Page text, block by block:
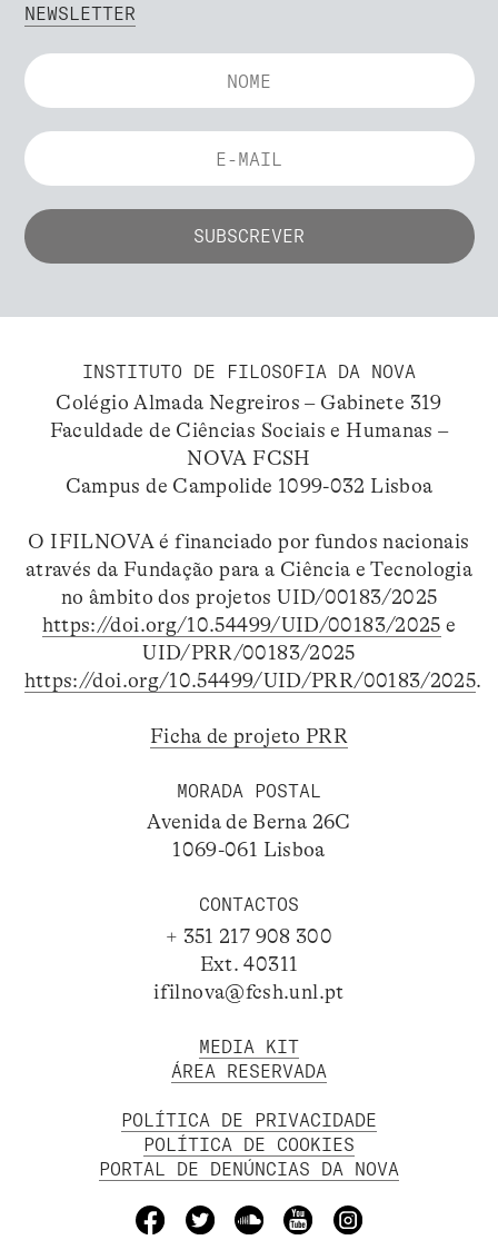
NEWSLETTER
INSTITUTO DE FILOSOFIA DA NOVA
Colégio Almada Negreiros – Gabinete 319
Faculdade de Ciências Sociais e Humanas –
NOVA FCSH
Campus de Campolide 1099-032 Lisboa
O IFILNOVA é financiado por fundos nacionais
através da Fundação para a Ciência e Tecnologia
no âmbito dos projetos UID/00183/2025
https://doi.org/10.54499/UID/00183/2025 e
UID/PRR/00183/2025
https://doi.org/10.54499/UID/PRR/00183/2025.
Ficha de projeto PRR
MORADA POSTAL
Avenida de Berna 26C
1069-061 Lisboa
CONTACTOS
+ 351 217 908 300
Ext. 40311
ifilnova@fcsh.unl.pt
MEDIA KIT
ÁREA RESERVADA
POLÍTICA DE PRIVACIDADE
POLÍTICA DE COOKIES
PORTAL DE DENÚNCIAS DA NOVA